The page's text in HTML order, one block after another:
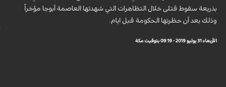
بذريعة سقوط قتلى خلال التظاهرات التي شهدتها العاصمة أبوجا مؤخراً
وذلك بعد أن حظرتها الحكومة قبل ايام.
الأربعاء 31 يوليو 2019 - 09:19 بتوقيت مكة